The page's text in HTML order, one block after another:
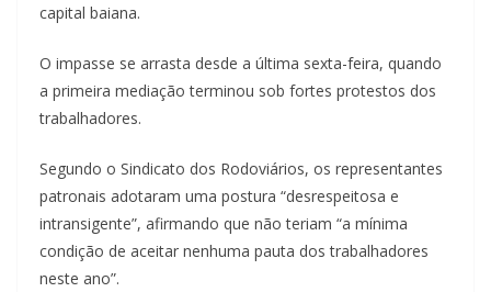
capital baiana.
O impasse se arrasta desde a última sexta-feira, quando
a primeira mediação terminou sob fortes protestos dos
trabalhadores.
Segundo o Sindicato dos Rodoviários, os representantes
patronais adotaram uma postura “desrespeitosa e
intransigente”, afirmando que não teriam “a mínima
condição de aceitar nenhuma pauta dos trabalhadores
neste ano”.